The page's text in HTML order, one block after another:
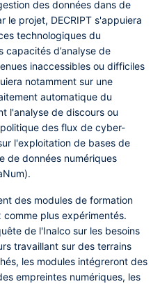
des données dans de
le projet, DECRIPT s'appuiera
technologiques du
d’analyse de
inaccessibles ou difficiles
notamment sur une
automatique du
l'analyse de discours ou
des flux de cyber-
l'exploitation de bases de
de données numériques
des modules de formation
plus expérimentés.
de l'Inalco sur les besoins
travaillant sur des terrains
les modules intégreront des
empreintes numériques, les